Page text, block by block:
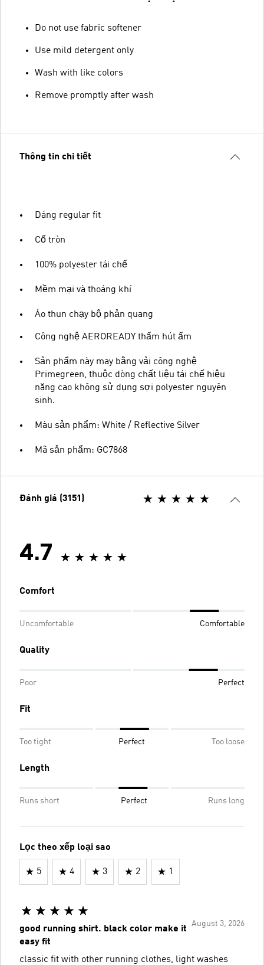
Do not use fabric softener
Use mild detergent only
Wash with like colors
Remove promptly after wash
Thông tin chi tiết
Dáng regular fit
Cổ tròn
100% polyester tái chế
Mềm mại và thoáng khí
Áo thun chạy bộ phản quang
Công nghệ AEROREADY thấm hút ẩm
Sản phẩm này may bằng vải công nghệ
Primegreen, thuộc dòng chất liệu tái chế hiệu
năng cao không sử dụng sợi polyester nguyên
sinh.
Màu sản phẩm: White / Reflective Silver
Mã sản phẩm: GC7868
Đánh giá (3151)
4.7
Comfort
Uncomfortable Comfortable
Quality
Poor Perfect
Fit
Too tight Perfect Too loose
Length
Runs short Perfect Runs long
Lọc theo xếp loại sao
5 4 3 2 1
August 3, 2026
good running shirt. black color make it
easy fit
classic fit with other running clothes, light washes